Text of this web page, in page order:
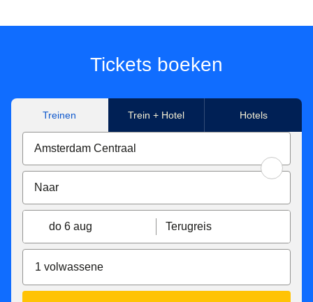
Tickets boeken
Treinen Trein + Hotel Hotels
do 6 aug Terugreis
1 volwassene